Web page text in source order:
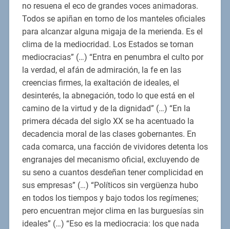
no resuena el eco de grandes voces animadoras.
Todos se apiñan en torno de los manteles oficiales
para alcanzar alguna migaja de la merienda. Es el
clima de la mediocridad. Los Estados se tornan
mediocracias” (…) “Entra en penumbra el culto por
la verdad, el afán de admiración, la fe en las
creencias firmes, la exaltación de ideales, el
desinterés, la abnegación, todo lo que está en el
camino de la virtud y de la dignidad” (…) “En la
primera década del siglo XX se ha acentuado la
decadencia moral de las clases gobernantes. En
cada comarca, una facción de vividores detenta los
engranajes del mecanismo oficial, excluyendo de
su seno a cuantos desdeñan tener complicidad en
sus empresas” (…) “Políticos sin vergüenza hubo
en todos los tiempos y bajo todos los regímenes;
pero encuentran mejor clima en las burguesías sin
ideales” (…) “Eso es la mediocracia: los que nada